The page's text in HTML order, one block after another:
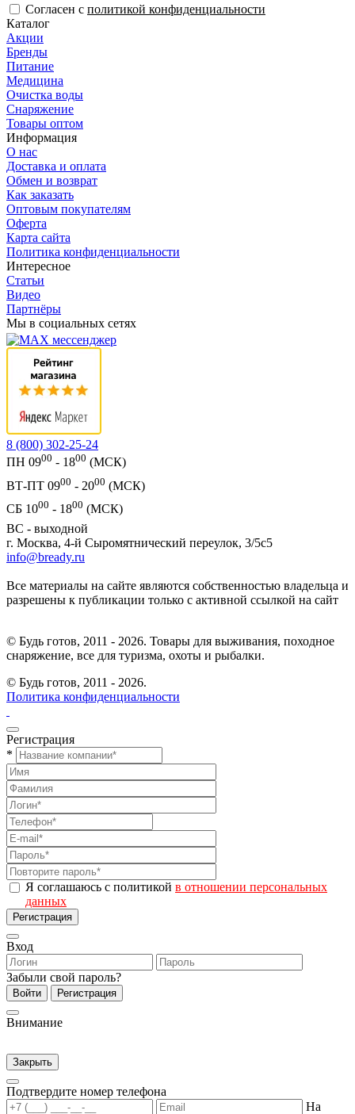
Согласен с политикой конфиденциальности
Каталог
Акции
Бренды
Питание
Медицина
Очистка воды
Снаряжение
Товары оптом
Информация
О нас
Доставка и оплата
Обмен и возврат
Как заказать
Оптовым покупателям
Оферта
Карта сайта
Политика конфиденциальности
Интересное
Статьи
Видео
Партнёры
Мы в социальных сетях
8 (800) 302-25-24
ПН 0900 - 1800 (МСК)
ВТ-ПТ 0900 - 2000 (МСК)
СБ 1000 - 1800 (МСК)
ВС - выходной
г. Москва, 4-й Сыромятнический переулок, 3/5с5
info@bready.ru
Все материалы на сайте являются собственностью владельца и
разрешены к публикации только с активной ссылкой на сайт
© Будь готов, 2011 - 2026. Товары для выживания, походное
снаряжение, все для туризма, охоты и рыбалки.
© Будь готов, 2011 - 2026.
Политика конфиденциальности
Регистрация
*
Я соглашаюсь с политикой в отношении персональных
данных
Регистрация
Вход
Забыли свой пароль?
Войти Регистрация
Внимание
Закрыть
Подтвердите номер телефона
На